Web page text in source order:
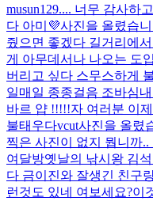
musun129.... 너무 감사하
다 아미💜사진을 올렸습
줬으면 좋겠다 길거리에
게 아무데서나 나오는 도
버리고 싶다 스무스하게
일매일 종종걸음 조바심
바르 얍 !!!!!자 여러분 이
불태우다vcut사진을 올렸
찍은 사진이 없지 뭡니까..
여 달방옛날의 낚시왕 김
다 금이진와 잘생긴 친구
런것도 있네 여보세요?이